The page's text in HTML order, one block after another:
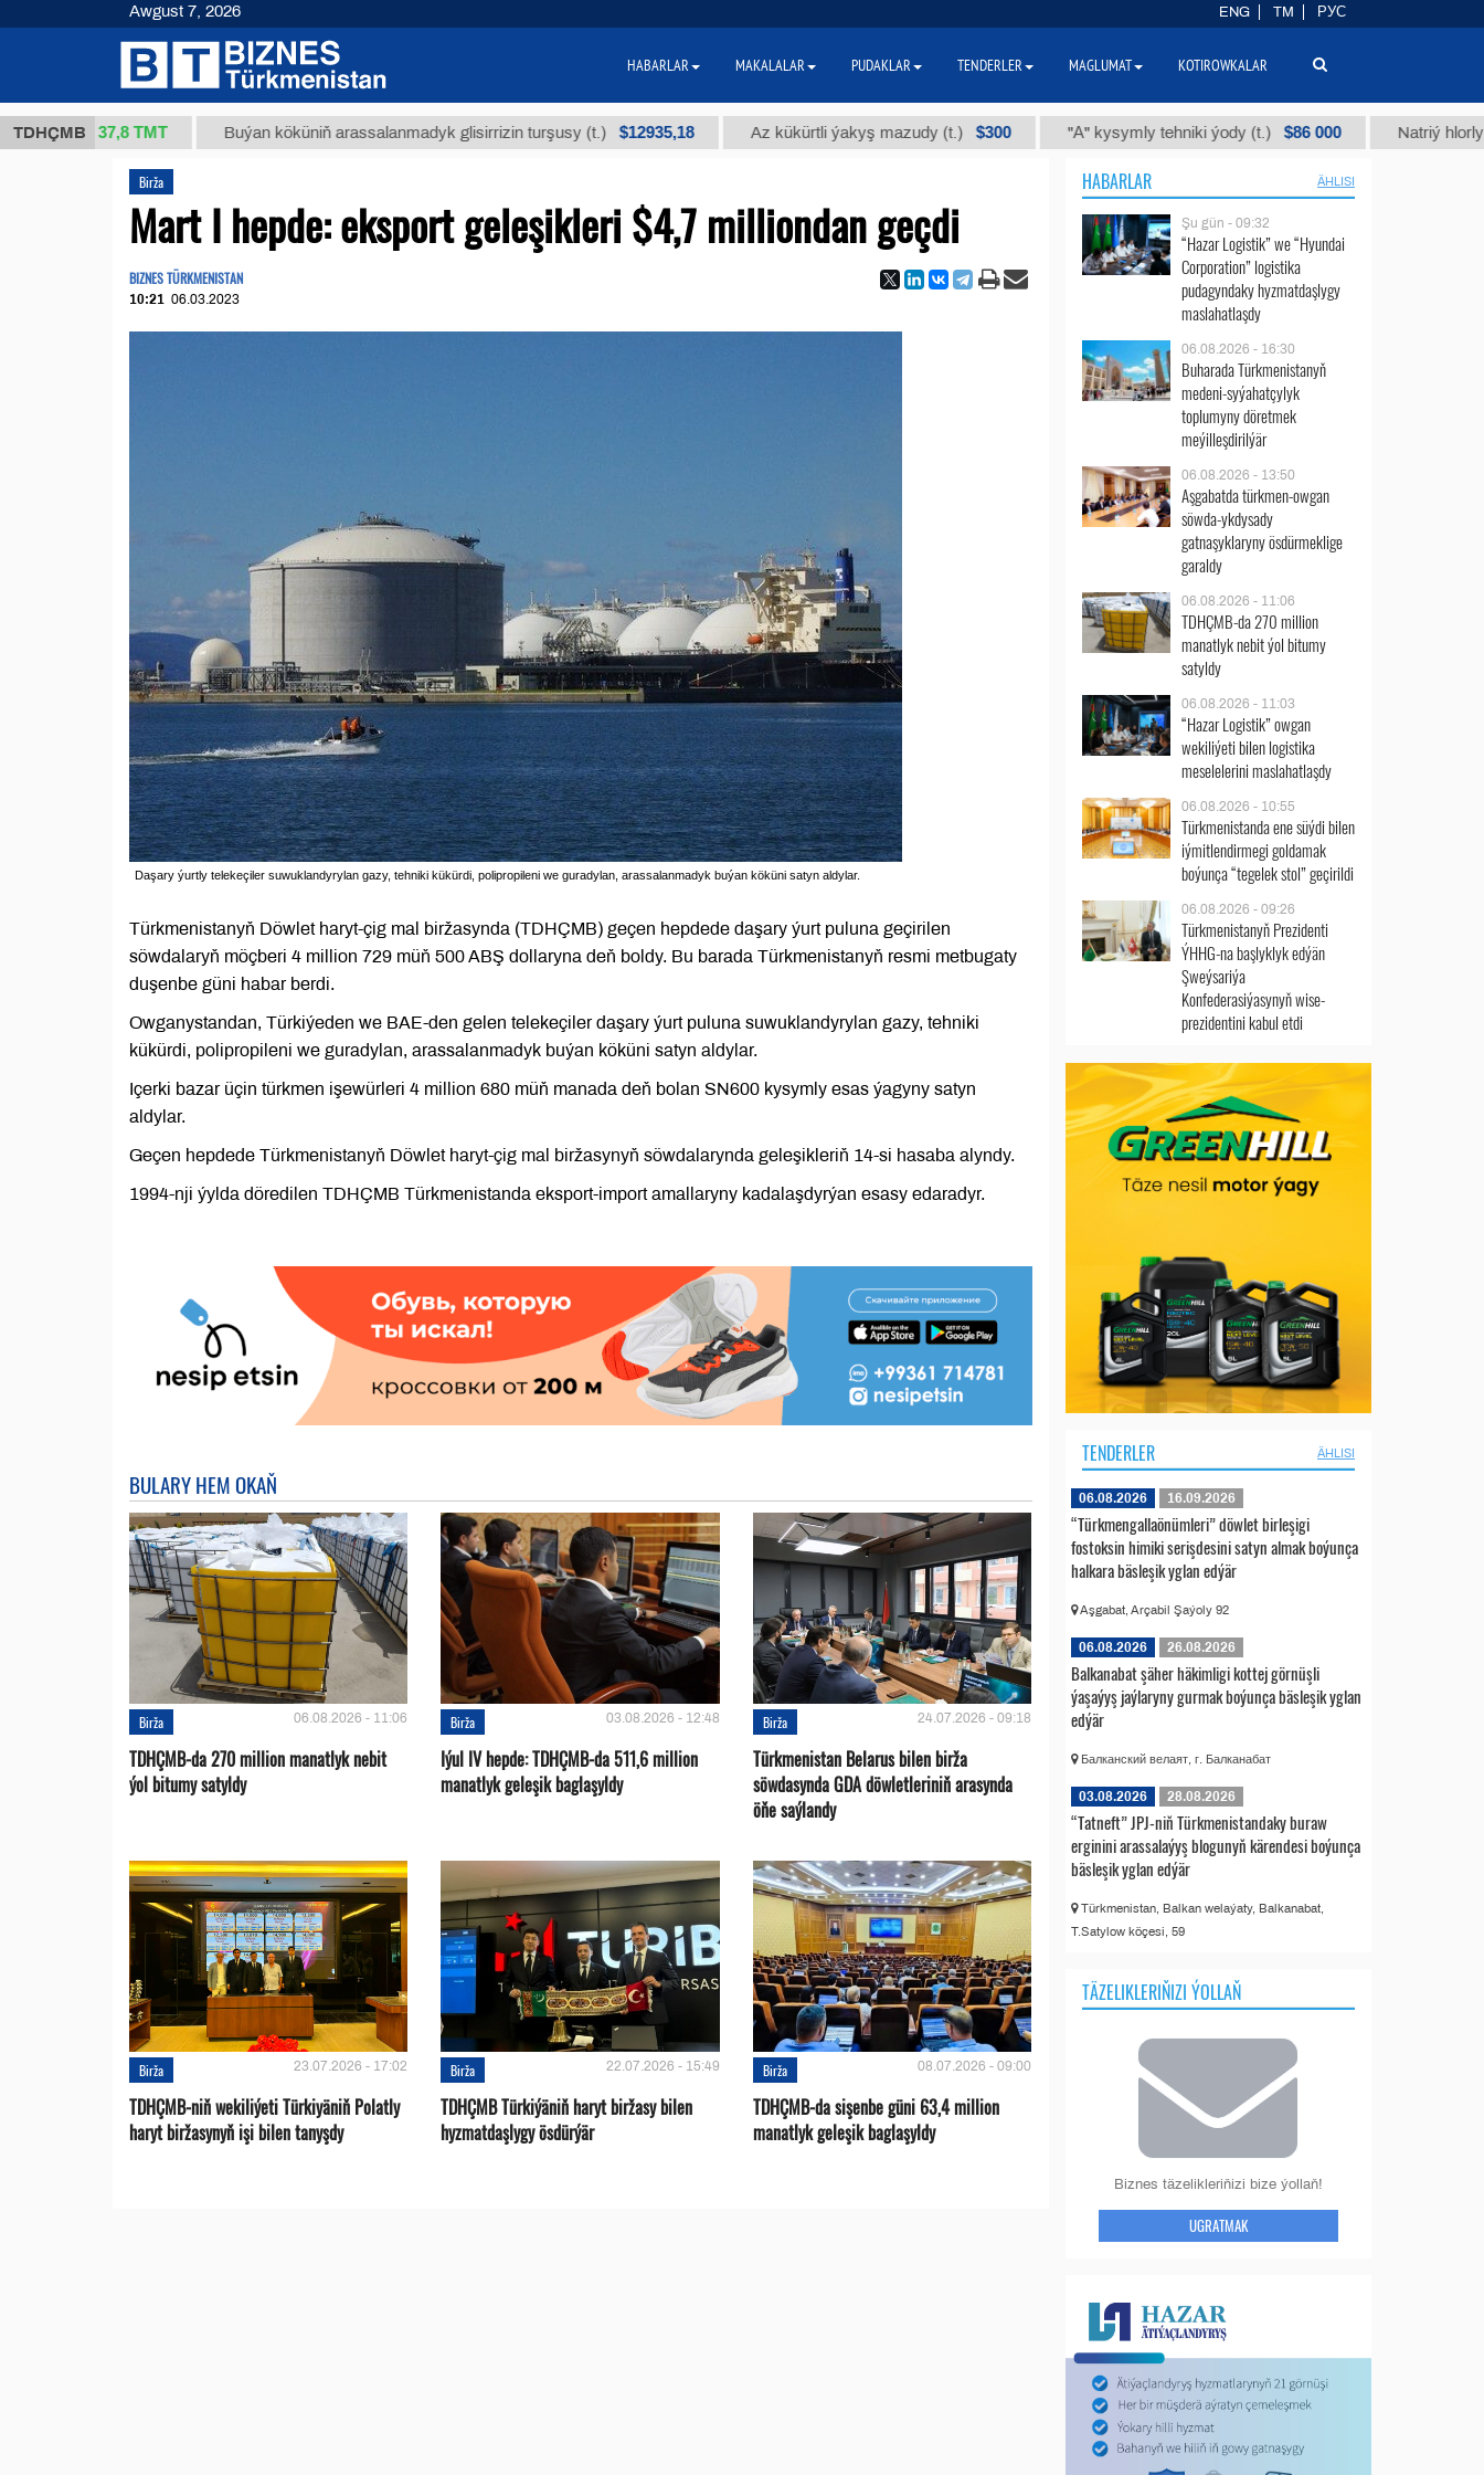
TDHÇMB
37,8 ТМТ Buýan köküniň arassalanmadyk glisirrizin turşusy (t.) $12935,18 Az kükürtli ýakyş mazudy (t.) $300 "А" kysymly tehniki ýody (t.) $86 000 Natriý hlorly (nahar
Birža
Mart I hepde: eksport geleşikleri $4,7 milliondan geçdi
BIZNES TÜRKMENISTAN
10:21 06.03.2023
Daşary ýurtly telekeçiler suwuklandyrylan gazy, tehniki kükürdi, polipropileni we guradylan, arassalanmadyk buýan köküni satyn aldylar.
Türkmenistanyň Döwlet haryt-çig mal biržasynda (TDHÇMB) geçen hepdede daşary ýurt puluna geçirilen
söwdalaryň möçberi 4 million 729 müň 500 ABŞ dollaryna deň boldy. Bu barada Türkmenistanyň resmi metbugaty
duşenbe güni habar berdi.
Owganystandan, Türkiýeden we BAE-den gelen telekeçiler daşary ýurt puluna suwuklandyrylan gazy, tehniki
kükürdi, polipropileni we guradylan, arassalanmadyk buýan köküni satyn aldylar.
Içerki bazar üçin türkmen işewürleri 4 million 680 müň manada deň bolan SN600 kysymly esas ýagyny satyn
aldylar.
Geçen hepdede Türkmenistanyň Döwlet haryt-çig mal biržasynyň söwdalarynda geleşikleriň 14-si hasaba alyndy.
1994-nji ýylda döredilen TDHÇMB Türkmenistanda eksport-import amallaryny kadalaşdyrýan esasy edaradyr.
BULARY HEM OKAŇ
Birža 06.08.2026 - 11:06
TDHÇMB-da 270 million manatlyk nebit
ýol bitumy satyldy
Birža 03.08.2026 - 12:48
Iýul IV hepde: TDHÇMB-da 511,6 million
manatlyk geleşik baglaşyldy
Birža 24.07.2026 - 09:18
Türkmenistan Belarus bilen birža
söwdasynda GDA döwletleriniň arasynda
öňe saýlandy
Birža 23.07.2026 - 17:02
TDHÇMB-niň wekiliýeti Türkiyäniň Polatly
haryt biržasynyň işi bilen tanyşdy
Birža 22.07.2026 - 15:49
TDHÇMB Türkiýäniň haryt biržasy bilen
hyzmatdaşlygy ösdürýär
Birža 08.07.2026 - 09:00
TDHÇMB-da sişenbe güni 63,4 million
manatlyk geleşik baglaşyldy
HABARLAR ÄHLISI
Şu gün - 09:32
“Hazar Logistik” we “Hyundai
Corporation” logistika
pudagyndaky hyzmatdaşlygy
maslahatlaşdy
06.08.2026 - 16:30
Buharada Türkmenistanyň
medeni-syýahatçylyk
toplumyny döretmek
meýilleşdirilýär
06.08.2026 - 13:50
Aşgabatda türkmen-owgan
söwda-ykdysady
gatnaşyklaryny ösdürmeklige
garaldy
06.08.2026 - 11:06
TDHÇMB-da 270 million
manatlyk nebit ýol bitumy
satyldy
06.08.2026 - 11:03
“Hazar Logistik” owgan
wekiliýeti bilen logistika
meselelerini maslahatlaşdy
06.08.2026 - 10:55
Türkmenistanda ene süýdi bilen
iýmitlendirmegi goldamak
boýunça “tegelek stol” geçirildi
06.08.2026 - 09:26
Türkmenistanyň Prezidenti
ÝHHG-na başlyklyk edýän
Şweýsariýa
Konfederasiýasynyň wise-
prezidentini kabul etdi
TENDERLER ÄHLISI
06.08.2026 16.09.2026
“Türkmengallaönümleri” döwlet birleşigi
fostoksin himiki serişdesini satyn almak boýunça
halkara bäsleşik yglan edýär
Aşgabat, Arçabil Şaýoly 92
06.08.2026 26.08.2026
Balkanabat şäher häkimligi kottej görnüşli
ýaşaýyş jaýlaryny gurmak boýunça bäsleşik yglan
edýär
Балканский велаят, г. Балканабат
03.08.2026 28.08.2026
“Tatneft” JPJ-niň Türkmenistandaky buraw
erginini arassalaýyş blogunyň kärendesi boýunça
bäsleşik yglan edýär
Türkmenistan, Balkan welaýaty, Balkanabat,
T.Satylow köçesi, 59
TÄZELIKLERIŇIZI ÝOLLAŇ
Biznes täzelikleriňizi bize ýollaň!
UGRATMAK
Awgust 7, 2026 ENG TM РУС
HABARLAR MAKALALAR PUDAKLAR TENDERLER MAGLUMAT KOTIROWKALAR